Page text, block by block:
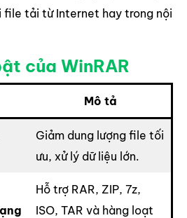
file tải từ Internet hay trong nội
của WinRAR
Mô tả
Giảm dung lượng file tối
ưu, xử lý dữ liệu lớn.
Hỗ trợ RAR, ZIP, 7z,
ISO, TAR và hàng loạt